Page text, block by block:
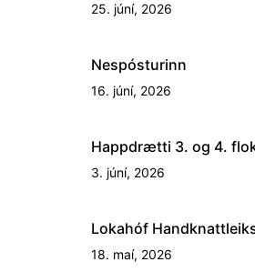
25. júní, 2026
Nespósturinn
16. júní, 2026
Happdrætti 3. og 4.
3. júní, 2026
Lokahóf
18. maí, 2026